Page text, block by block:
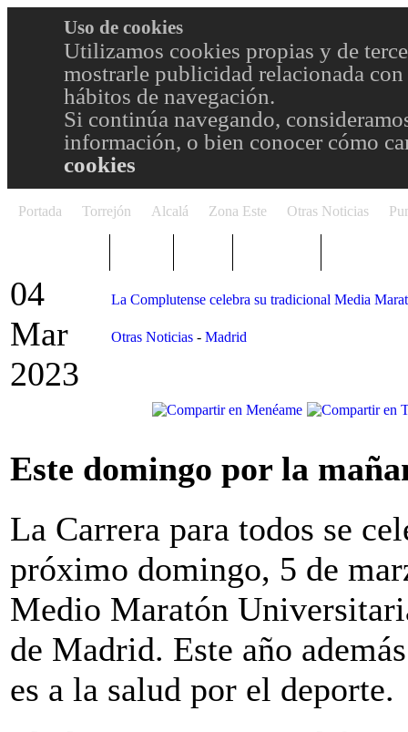
Uso de cookies
Utilizamos cookies propias y de
mostrarle publicidad relacionada
hábitos de navegación.
Si continúa navegando,
información, o bien conocer cómo
cookies
Portada Torrejón Alcalá Zona Este Otras Noticias
04
Mar
2023
La Complutense celebra su tradicional Media
Otras Noticias - Madrid
Este domingo por la
La Carrera para todos se
próximo domingo, 5 de
Medio Maratón
de Madrid. Este año
es a la salud por el deporte.